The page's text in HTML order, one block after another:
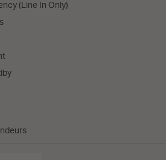
(Line In Only)